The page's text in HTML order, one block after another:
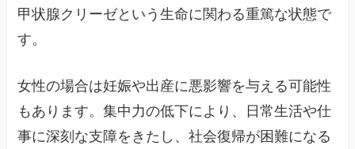
甲状腺クリーゼという生命に関わる重篤な状態で
す。
女性の場合は妊娠や出産に悪影響を与える可能性
もあります。集中力の低下により、日常生活や仕
事に深刻な支障をきたし、社会復帰が困難になる